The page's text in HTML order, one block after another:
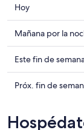
Consultar
precios
en
Carqueiranne
para
hoy,
6
7
Hoy
Consultar
precios
en
Carqueiranne
para
la
Mañana por la
Consultar
precios
en
este
Este fin de
Consultar
Carqueiranne
Próx. fin de